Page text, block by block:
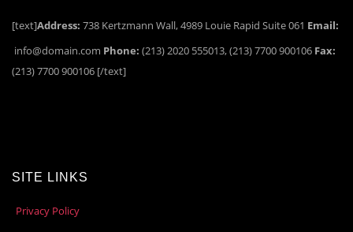
[text]Address: 738 Kertzmann Wall, 4989 Louie Rapid Suite 061 Email:
info@domain.com Phone: (213) 2020 555013, (213) 7700 900106 Fax:
(213) 7700 900106 [/text]
SITE LINKS
Privacy Policy